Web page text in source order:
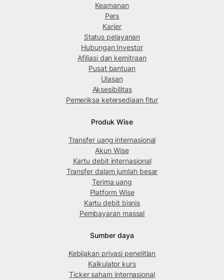
Keamanan
Pers
Karier
Status pelayanan
Hubungan Investor
Afiliasi dan kemitraan
Pusat bantuan
Ulasan
Aksesibilitas
Pemeriksa ketersediaan fitur
Produk Wise
Transfer uang internasional
Akun Wise
Kartu debit internasional
Transfer dalam jumlah besar
Terima uang
Platform Wise
Kartu debit bisnis
Pembayaran massal
Sumber daya
Kebijakan privasi penelitian
Kalkulator kurs
Ticker saham internasional